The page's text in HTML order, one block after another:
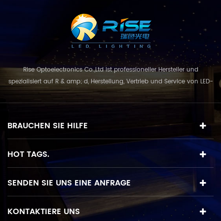
Fernbedienung / externer
RGB-Steuerung.
Rise Optoelectronics Co.,Ltd ist professioneller Hersteller und
spezialisiert auf R & amp; d, Herstellung, Vertrieb und Service von LED-
Beleuchtungsprodukte, mit einer breiten Auswahl an
Beleuchtungseinheiten für Wohn-, Gewerbe-, und
"Qualität zuerst, Service in erster Linie", kombinie...
BRAUCHEN SIE HILFE
HOT TAGS.
SENDEN SIE UNS EINE ANFRAGE
KONTAKTIERE UNS